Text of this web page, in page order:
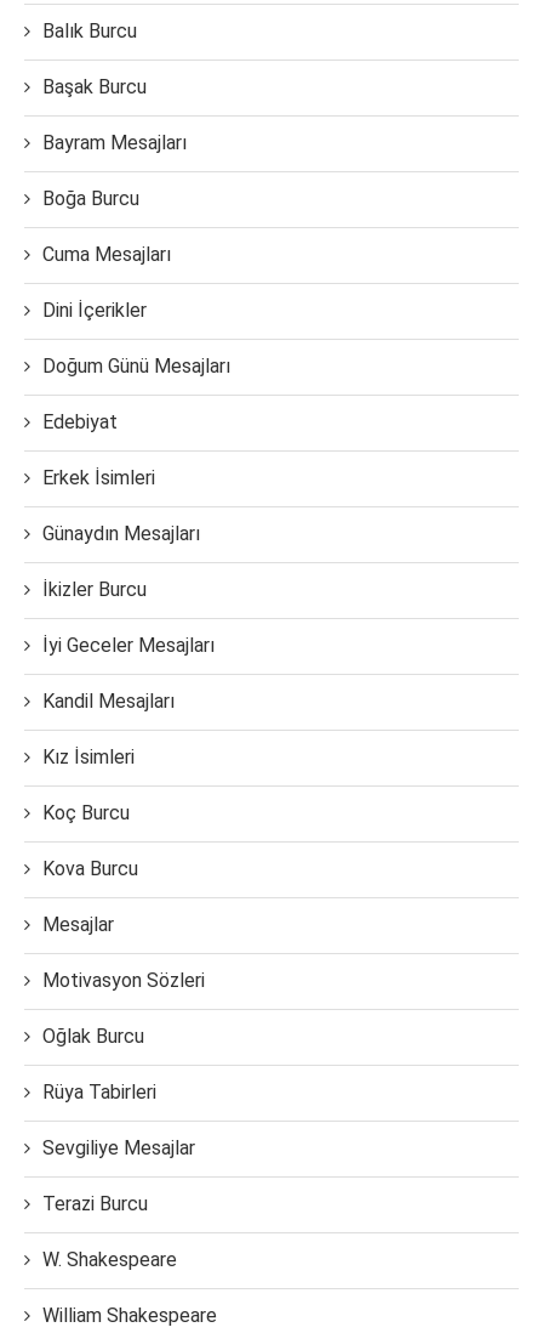
Balık Burcu
Başak Burcu
Bayram Mesajları
Boğa Burcu
Cuma Mesajları
Dini İçerikler
Doğum Günü Mesajları
Edebiyat
Erkek İsimleri
Günaydın Mesajları
İkizler Burcu
İyi Geceler Mesajları
Kandil Mesajları
Kız İsimleri
Koç Burcu
Kova Burcu
Mesajlar
Motivasyon Sözleri
Oğlak Burcu
Rüya Tabirleri
Sevgiliye Mesajlar
Terazi Burcu
W. Shakespeare
William Shakespeare